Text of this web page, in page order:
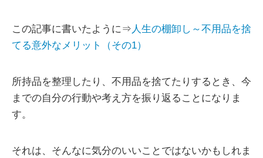
この記事に書いたように⇒ 人生の棚卸し～不用品を捨
てる意外なメリット（その1）
所持品を整理したり、不用品を捨てたりするとき、今
までの自分の行動や考え方を振り返ることになりま
す。
それは、そんなに気分のいいことではないかもしれま